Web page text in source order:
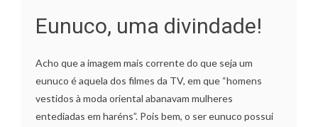
Eunuco, uma divindade!
Acho que a imagem mais corrente do que seja um
eunuco é aquela dos filmes da TV, em que “homens
vestidos à moda oriental abanavam mulheres
entediadas em haréns”. Pois bem, o ser eunuco possui